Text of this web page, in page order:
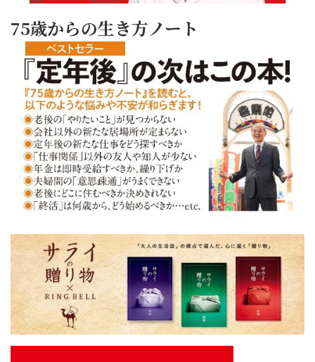
75歳からの生き方ノート